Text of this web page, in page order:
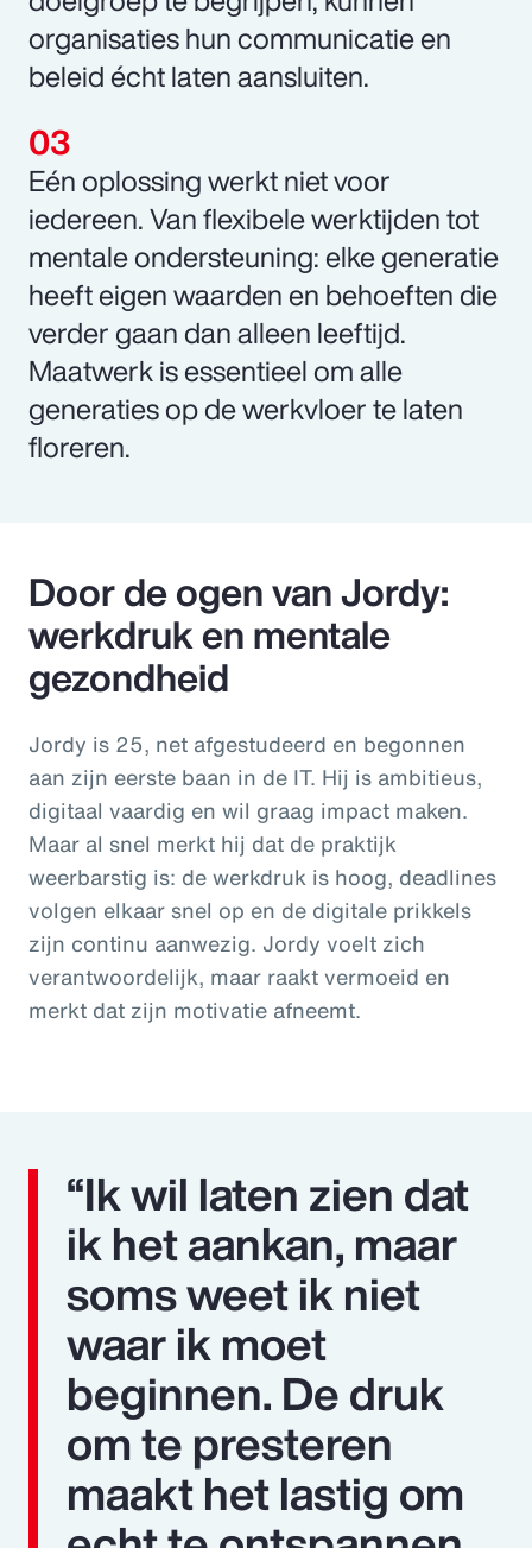
organisaties hun communicatie en
beleid écht laten aansluiten.
Eén oplossing werkt niet voor
iedereen. Van flexibele werktijden tot
mentale ondersteuning: elke generatie
heeft eigen waarden en behoeften die
verder gaan dan alleen leeftijd.
Maatwerk is essentieel om alle
generaties op de werkvloer te laten
floreren.
Door de ogen van Jordy:
werkdruk en mentale
gezondheid
Jordy is 25, net afgestudeerd en begonnen
aan zijn eerste baan in de IT. Hij is ambitieus,
digitaal vaardig en wil graag impact maken.
Maar al snel merkt hij dat de praktijk
weerbarstig is: de werkdruk is hoog, deadlines
volgen elkaar snel op en de digitale prikkels
zijn continu aanwezig. Jordy voelt zich
verantwoordelijk, maar raakt vermoeid en
merkt dat zijn motivatie afneemt.
“Ik wil laten zien dat
ik het aankan, maar
soms weet ik niet
waar ik moet
beginnen. De druk
om te presteren
maakt het lastig om